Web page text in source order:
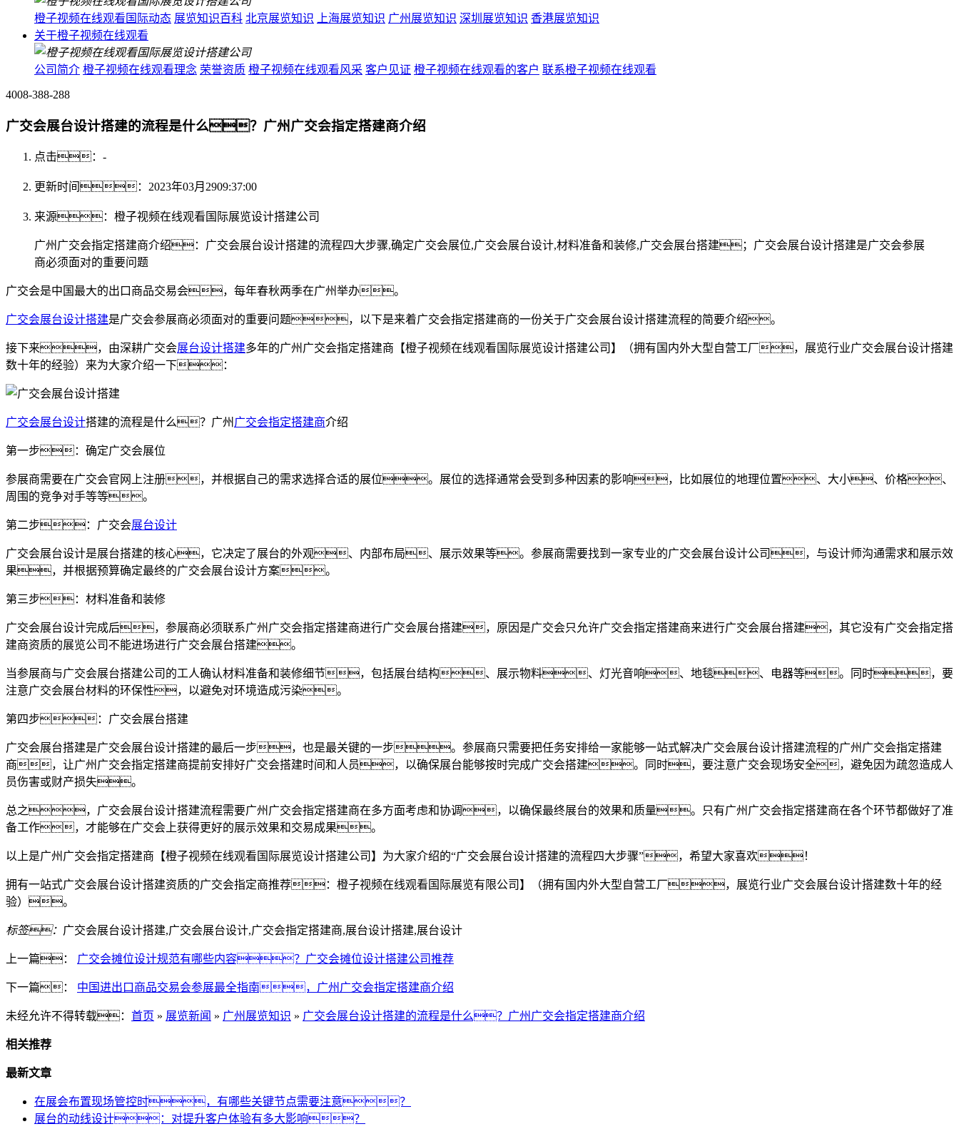
橙子视频在线观看国际动态 展览知识百科 北京展览知识 上海展览知识 广州展览知识 深圳展览知识 香港展览知识
关于橙子视频在线观看
公司简介 橙子视频在线观看理念 荣誉资质 橙子视频在线观看风采 客户见证 橙子视频在线观看的客户 联系橙子视频在线观看
4008-388-288
广交会展台设计搭建的流程是什么？广州广交会指定搭建商介绍
点击： -
更新时间：2023年03月2909:37:00
来源：橙子视频在线观看国际展览设计搭建公司
广州广交会指定搭建商介绍：广交会展台设计搭建的流程四大步骤,确定广交会展位,广交会展台设计,材料准备和装修,广交会展台搭建；广交会展台设计搭建是广交会参展
商必须面对的重要问题
广交会是中国最大的出口商品交易会，每年春秋两季在广州举办。
广交会展台设计搭建是广交会参展商必须面对的重要问题，以下是来着广交会指定搭建商的一份关于广交会展台设计搭建流程的简要介绍。
接下来，由深耕广交会展台设计搭建多年的广州广交会指定搭建商【橙子视频在线观看国际展览设计搭建公司】（拥有国内外大型自营工厂，展览行业广交会展台设计搭建
数十年的经验）来为大家介绍一下：
广交会展台设计搭建的流程是什么？广州 广交会指定搭建商介绍
第一步：确定广交会展位
参展商需要在广交会官网上注册，并根据自己的需求选择合适的展位。展位的选择通常会受到多种因素的影响，比如展位的地理位置、大小、价格、
周围的竞争对手等等。
第二步：广交会展台设计
广交会展台设计是展台搭建的核心，它决定了展台的外观、内部布局、展示效果等。参展商需要找到一家专业的广交会展台设计公司，与设计师沟通需求和展示效
果，并根据预算确定最终的广交会展台设计方案。
第三步：材料准备和装修
广交会展台设计完成后，参展商必须联系广州广交会指定搭建商进行广交会展台搭建，原因是广交会只允许广交会指定搭建商来进行广交会展台搭建，其它没有广交会指定搭
建商资质的展览公司不能进场进行广交会展台搭建。
当参展商与广交会展台搭建公司的工人确认材料准备和装修细节，包括展台结构、展示物料、灯光音响、地毯、电器等。同时，要
注意广交会展台材料的环保性，以避免对环境造成污染。
第四步：广交会展台搭建
广交会展台搭建是广交会展台设计搭建的最后一步，也是最关键的一步。参展商只需要把任务安排给一家能够一站式解决广交会展台设计搭建流程的广州广交会指定搭建
商，让广州广交会指定搭建商提前安排好广交会搭建时间和人员，以确保展台能够按时完成广交会搭建。同时，要注意广交会现场安全，避免因为疏忽造成人
员伤害或财产损失。
总之，广交会展台设计搭建流程需要广州广交会指定搭建商在多方面考虑和协调，以确保最终展台的效果和质量。只有广州广交会指定搭建商在各个环节都做好了准
备工作，才能够在广交会上获得更好的展示效果和交易成果。
以上是广州广交会指定搭建商【橙子视频在线观看国际展览设计搭建公司】为大家介绍的“广交会展台设计搭建的流程四大步骤”，希望大家喜欢！
拥有一站式广交会展台设计搭建资质的广交会指定商推荐：橙子视频在线观看国际展览有限公司】（拥有国内外大型自营工厂，展览行业广交会展台设计搭建数十年的经
验）。
标签： 广交会展台设计搭建,广交会展台设计,广交会指定搭建商,展台设计搭建,展台设计
上一篇： 广交会摊位设计规范有哪些内容？广交会摊位设计搭建公司推荐
下一篇： 中国进出口商品交易会参展最全指南，广州广交会指定搭建商介绍
未经允许不得转载： 首页 » 展览新闻 » 广州展览知识 » 广交会展台设计搭建的流程是什么？广州广交会指定搭建商介绍
相关推荐
最新文章
在展会布置现场管控时，有哪些关键节点需要注意？
展台的动线设计：对提升客户体验有多大影响？